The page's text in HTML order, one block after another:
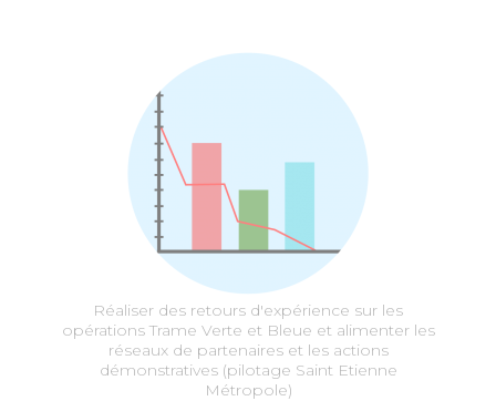
Réaliser des retours d'expérience sur les
opérations Trame Verte et Bleue et alimenter les
réseaux de partenaires et les actions
démonstratives (pilotage Saint Etienne
Métropole)